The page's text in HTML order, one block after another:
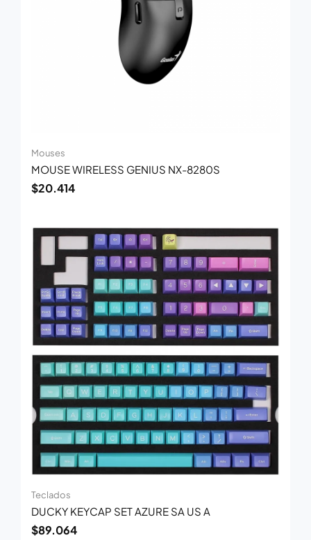
Mouses
MOUSE WIRELESS GENIUS NX-8280S
$20.414
Teclados
DUCKY KEYCAP SET AZURE SA US A
$89.064